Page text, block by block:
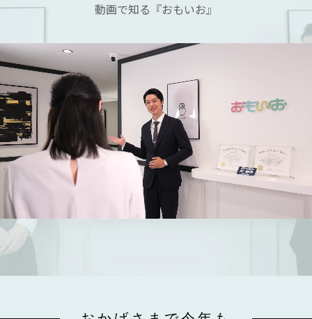
動画で知る『おもいお』